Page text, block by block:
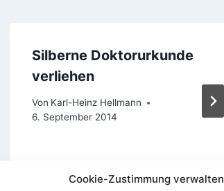
Cookie-Zustimmung verwalten
Silberne Doktorurkunde
verliehen
Von Karl-Heinz Hellmann
6. September 2014